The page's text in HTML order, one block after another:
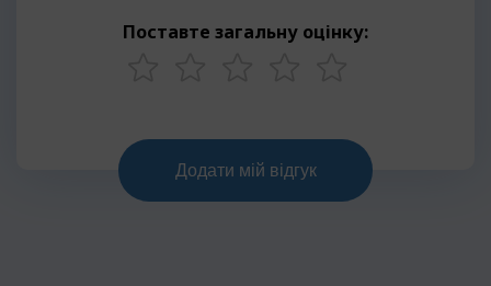
Поставте загальну оцінку: